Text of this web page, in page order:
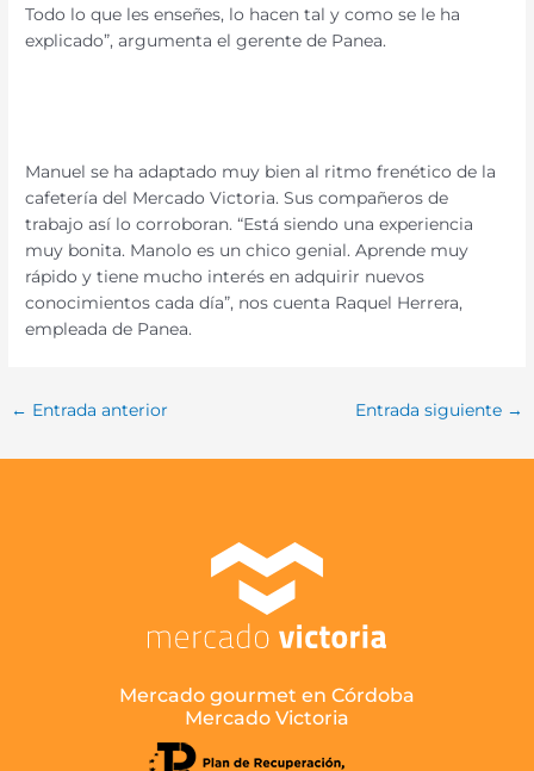
Todo lo que les enseñes, lo hacen tal y como se le ha
explicado”, argumenta el gerente de Panea.
Manuel se ha adaptado muy bien al ritmo frenético de la
cafetería del Mercado Victoria. Sus compañeros de
trabajo así lo corroboran. “Está siendo una experiencia
muy bonita. Manolo es un chico genial. Aprende muy
rápido y tiene mucho interés en adquirir nuevos
conocimientos cada día”, nos cuenta Raquel Herrera,
empleada de Panea.
← Entrada anterior Entrada siguiente →
Mercado gourmet en Córdoba
Mercado Victoria